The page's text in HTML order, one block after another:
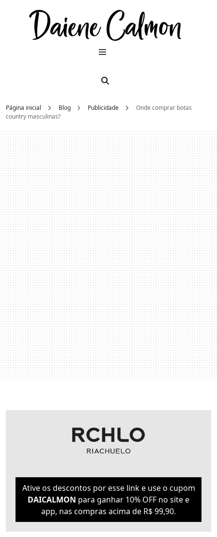
Página inicial Blog Publicidade
Onde comprar botas
country masculinas?
Ative os descontos por esse link e use o cupom
DAICALMON para ganhar 10% OFF no site e
app, nas compras acima de R$ 99,90.